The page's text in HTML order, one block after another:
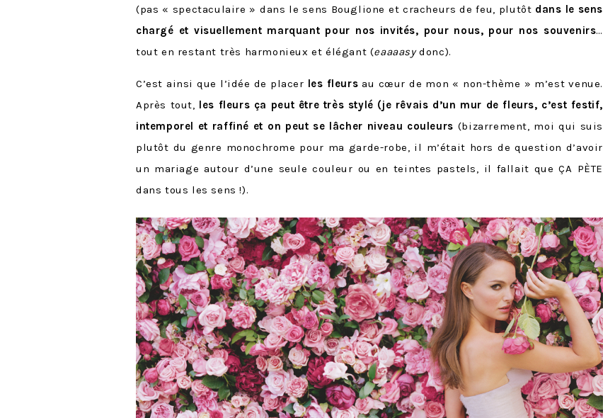
(pas « spectaculaire » dans le sens Bouglione et cracheurs de feu, plutôt dans le sens
chargé et visuellement marquant pour nos invités, pour nous, pour nos souvenirs…
tout en restant très harmonieux et élégant (eaaaasydonc).
C’est ainsi que l’idée de placer les fleurs au cœur de mon « non-thème » m’est venue.
Après tout, les fleurs ça peut être très stylé (je rêvais d’un mur de fleurs, c’est festif,
intemporel et raffiné et on peut se lâcher niveau couleurs (bizarrement, moi qui suis
plutôt du genre monochrome pour ma garde-robe, il m’était hors de question d’avoir
un mariage autour d’une seule couleur ou en teintes pastels, il fallait que ÇA PÈTE
dans tous les sens !).